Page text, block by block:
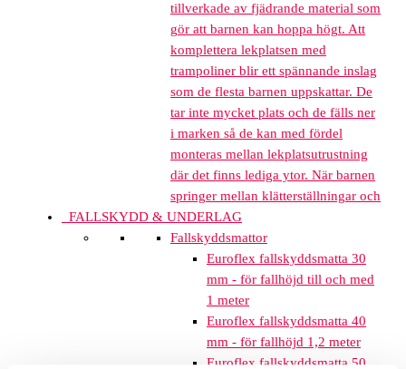
tillverkade av fjädrande material som
gör att barnen kan hoppa högt. Att
komplettera lekplatsen med
trampoliner blir ett spännande inslag
som de flesta barnen uppskattar. De
tar inte mycket plats och de fälls ner
i marken så de kan med fördel
monteras mellan lekplatsutrustning
där det finns lediga ytor. När barnen
springer mellan klätterställningar och
FALLSKYDD & UNDERLAG
Fallskyddsmattor
Euroflex fallskyddsmatta 30
mm - för fallhöjd till och med
1 meter
Euroflex fallskyddsmatta 40
mm - för fallhöjd 1,2 meter
Euroflex fallskyddsmatta 50